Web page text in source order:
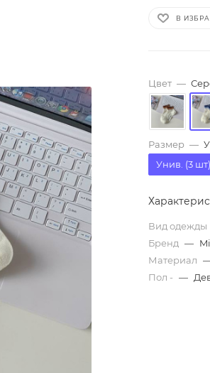
В
Цвет —
Размер —
Унив. (3 шт)
Вид одежды
Бренд —
Материал
Пол - —